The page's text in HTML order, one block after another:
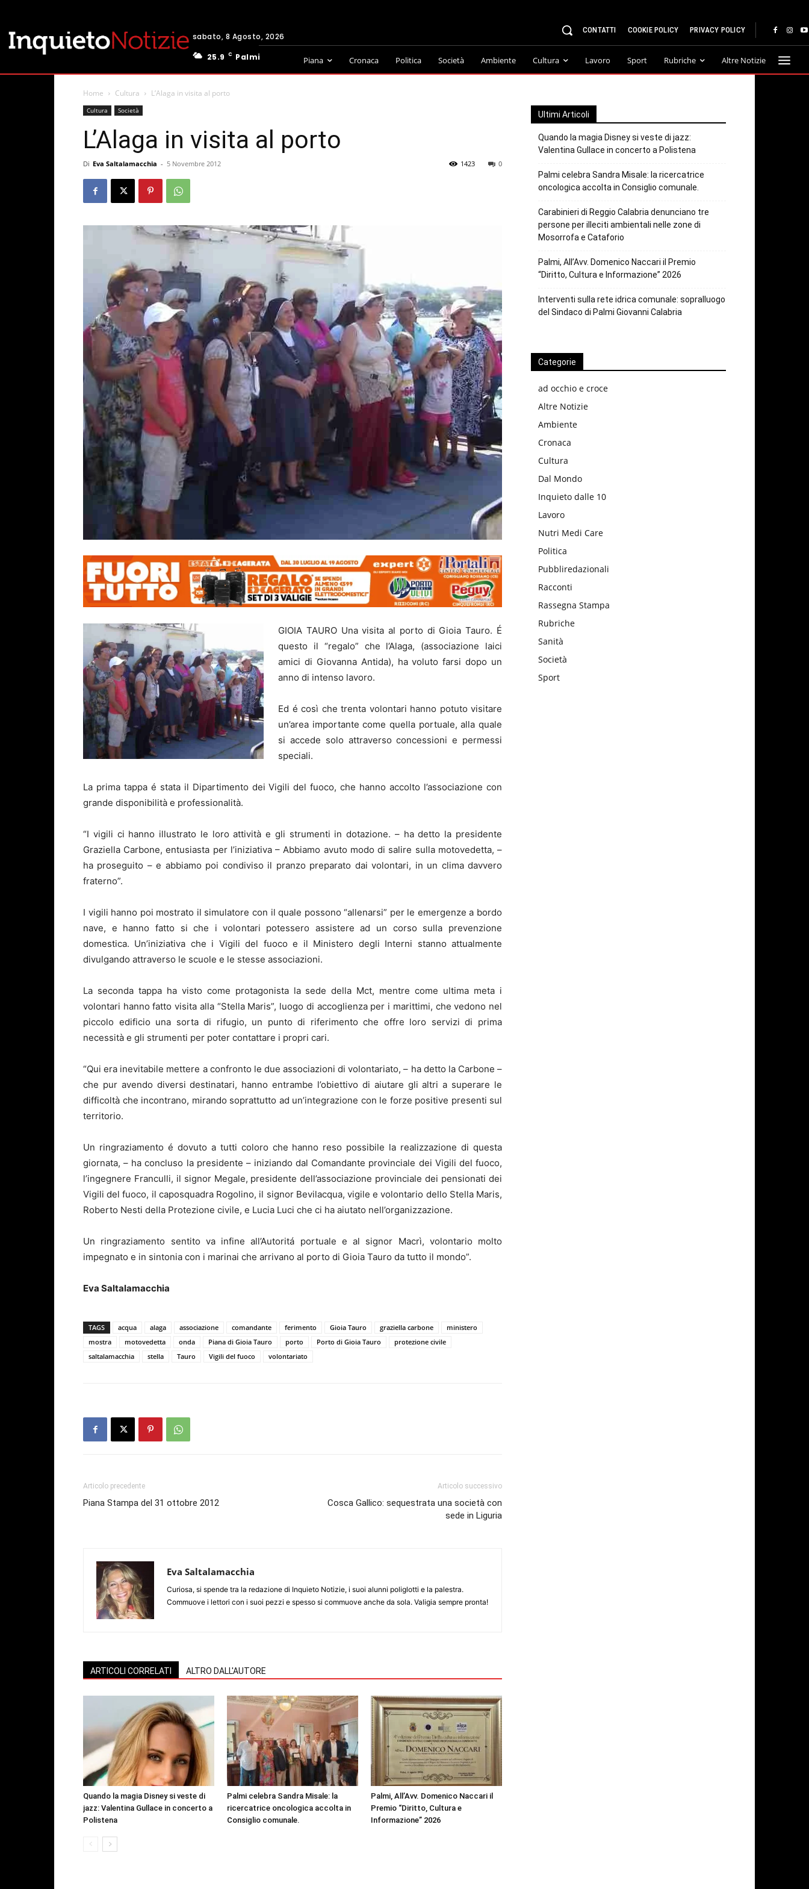
sabato, 8 Agosto, 2026
25.9
C Palmi
CONTATTI COOKIE POLICY PRIVACY POLICY
Piana Cronaca Politica Società Ambiente Cultura Lavoro Sport Rubriche Altre Notizie
Home Cultura L’Alaga in visita al porto
Cultura Società
L’Alaga in visita al porto
Di Eva Saltalamacchia - 5 Novembre 2012 0
1423
GIOIA TAURO Una visita al porto di Gioia Tauro. É
questo il “regalo” che l’Alaga, (associazione laici
amici di Giovanna Antida), ha voluto farsi dopo un
anno di intenso lavoro.
Ed é così che trenta volontari hanno potuto visitare
un’area importante come quella portuale, alla quale
si accede solo attraverso concessioni e permessi
speciali.
La prima tappa é stata il Dipartimento dei Vigili del fuoco, che hanno accolto l’associazione con
grande disponibilità e professionalità.
“I vigili ci hanno illustrato le loro attività e gli strumenti in dotazione. – ha detto la presidente
Graziella Carbone, entusiasta per l’iniziativa – Abbiamo avuto modo di salire sulla motovedetta, –
ha proseguito – e abbiamo poi condiviso il pranzo preparato dai volontari, in un clima davvero
fraterno”.
I vigili hanno poi mostrato il simulatore con il quale possono “allenarsi” per le emergenze a bordo
nave, e hanno fatto si che i volontari potessero assistere ad un corso sulla prevenzione
domestica. Un’iniziativa che i Vigili del fuoco e il Ministero degli Interni stanno attualmente
divulgando attraverso le scuole e le stesse associazioni.
La seconda tappa ha visto come protagonista la sede della Mct, mentre come ultima meta i
volontari hanno fatto visita alla “Stella Maris”, luogo di accoglienza per i marittimi, che vedono nel
piccolo edificio una sorta di rifugio, un punto di riferimento che offre loro servizi di prima
necessità e gli strumenti per poter contattare i propri cari.
“Qui era inevitabile mettere a confronto le due associazioni di volontariato, – ha detto la Carbone –
che pur avendo diversi destinatari, hanno entrambe l’obiettivo di aiutare gli altri a superare le
difficoltà che incontrano, mirando soprattutto ad un’integrazione con le forze positive presenti sul
territorio.
Un ringraziamento é dovuto a tutti coloro che hanno reso possibile la realizzazione di questa
giornata, – ha concluso la presidente – iniziando dal Comandante provinciale dei Vigili del fuoco,
l’ingegnere Franculli, il signor Megale, presidente dell’associazione provinciale dei pensionati dei
Vigili del fuoco, il caposquadra Rogolino, il signor Bevilacqua, vigile e volontario dello Stella Maris,
Roberto Nesti della Protezione civile, e Lucia Luci che ci ha aiutato nell’organizzazione.
Un ringraziamento sentito va infine all’Autoritá portuale e al signor Macrì, volontario molto
impegnato e in sintonia con i marinai che arrivano al porto di Gioia Tauro da tutto il mondo”.
Eva Saltalamacchia
TAGS acqua alaga associazione comandante ferimento Gioia Tauro graziella carbone
ministero
mostra
motovedetta onda Piana di Gioia Tauro porto Porto di Gioia Tauro
protezione civile
saltalamacchia
stella Tauro Vigili del fuoco volontariato
Articolo precedente
Piana Stampa del 31 ottobre 2012
Articolo successivo
Cosca Gallico: sequestrata una società con
sede in Liguria
Eva Saltalamacchia
Curiosa, si spende tra la redazione di Inquieto Notizie, i suoi alunni poliglotti e la palestra.
Commuove i lettori con i suoi pezzi e spesso si commuove anche da sola. Valigia sempre pronta!
ARTICOLI CORRELATI ALTRO DALL'AUTORE
Quando la magia Disney si veste di
jazz: Valentina Gullace in concerto a
Polistena
Palmi celebra Sandra Misale: la
ricercatrice oncologica accolta in
Consiglio comunale.
Palmi, All’Avv. Domenico Naccari il
Premio “Diritto, Cultura e
Informazione” 2026
Ultimi Articoli
Quando la magia Disney si veste di jazz:
Valentina Gullace in concerto a Polistena
Palmi celebra Sandra Misale: la ricercatrice
oncologica accolta in Consiglio comunale.
Carabinieri di Reggio Calabria denunciano tre
persone per illeciti ambientali nelle zone di
Mosorrofa e Cataforio
Palmi, All’Avv. Domenico Naccari il Premio
“Diritto, Cultura e Informazione” 2026
Interventi sulla rete idrica comunale: sopralluogo
del Sindaco di Palmi Giovanni Calabria
Categorie
ad occhio e croce
Altre Notizie
Ambiente
Cronaca
Cultura
Dal Mondo
Inquieto dalle 10
Lavoro
Nutri Medi Care
Politica
Pubbliredazionali
Racconti
Rassegna Stampa
Rubriche
Sanità
Società
Sport